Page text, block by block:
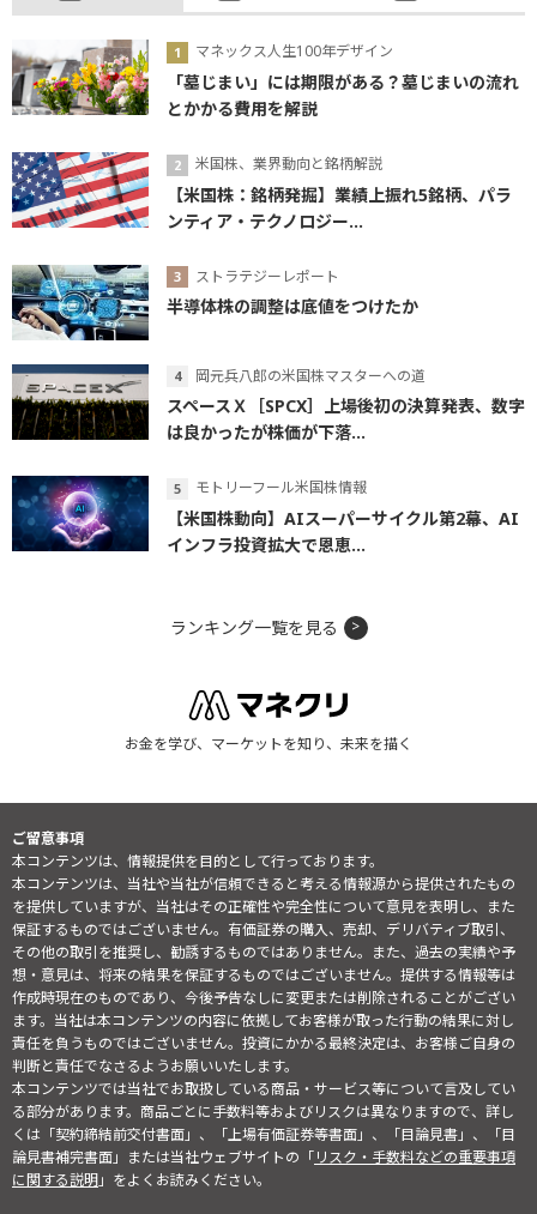
マネックス人生100年デザイン
「墓じまい」には期限がある？墓じまいの流れ
とかかる費用を解説
米国株、業界動向と銘柄解説
【米国株：銘柄発掘】業績上振れ5銘柄、パラ
ンティア・テクノロジー...
ストラテジーレポート
半導体株の調整は底値をつけたか
岡元兵八郎の米国株マスターへの道
スペースＸ［SPCX］上場後初の決算発表、数字
は良かったが株価が下落...
モトリーフール米国株情報
【米国株動向】AIスーパーサイクル第2幕、AI
インフラ投資拡大で恩恵...
ランキング一覧を見る
お金を学び、マーケットを知り、未来を描く
ご留意事項
本コンテンツは、情報提供を目的として行っております。
本コンテンツは、当社や当社が信頼できると考える情報源から提供されたもの
を提供していますが、当社はその正確性や完全性について意見を表明し、また
保証するものではございません。有価証券の購入、売却、デリバティブ取引、
その他の取引を推奨し、勧誘するものではありません。また、過去の実績や予
想・意見は、将来の結果を保証するものではございません。提供する情報等は
作成時現在のものであり、今後予告なしに変更または削除されることがござい
ます。当社は本コンテンツの内容に依拠してお客様が取った行動の結果に対し
責任を負うものではございません。投資にかかる最終決定は、お客様ご自身の
判断と責任でなさるようお願いいたします。
本コンテンツでは当社でお取扱している商品・サービス等について言及してい
る部分があります。商品ごとに手数料等およびリスクは異なりますので、詳し
くは「契約締結前交付書面」、「上場有価証券等書面」、「目論見書」、「目
論見書補完書面」または当社ウェブサイトの「リスク・手数料などの重要事項
に関する説明」をよくお読みください。